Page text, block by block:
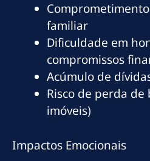
familiar
Dificuldade em
compromissos
Acúmulo de
Risco de perda de
imóveis)
Impactos Emocionais